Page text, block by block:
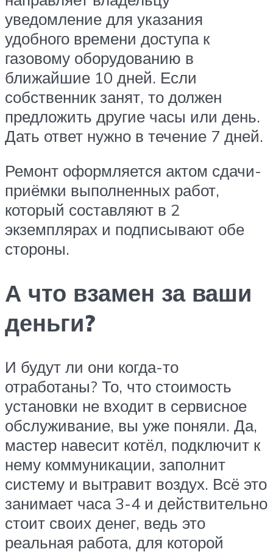
уведомление для указания
удобного времени доступа к
газовому оборудованию в
ближайшие 10 дней. Если
собственник занят, то должен
предложить другие часы или день.
Дать ответ нужно в течение 7 дней.
Ремонт оформляется актом сдачи-
приёмки выполненных работ,
который составляют в 2
экземплярах и подписывают обе
стороны.
А что взамен за ваши
деньги?
И будут ли они когда-то
отработаны? То, что стоимость
установки не входит в сервисное
обслуживание, вы уже поняли. Да,
мастер навесит котёл, подключит к
нему коммуникации, заполнит
систему и вытравит воздух. Всё это
занимает часа 3-4 и действительно
стоит своих денег, ведь это
реальная работа, для которой